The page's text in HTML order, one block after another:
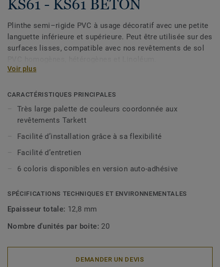
KS61 - KS61 BETON
Plinthe semi–rigide PVC à usage décoratif avec une petite
languette inférieure et supérieure. Peut être utilisée sur des
surfaces lisses, compatible avec nos revêtements de sol
Voir plus
CARACTÉRISTIQUES PRINCIPALES
Très large palette de couleurs coordonnée aux
revêtements Tarkett
Facilité d’installation grâce à sa flexibilité
Facilité d’entretien
6 coloris disponibles en version auto-adhésive
SPÉCIFICATIONS TECHNIQUES ET ENVIRONNEMENTALES
Epaisseur totale: 12,8 mm
Nombre d'unités par boite: 20
DEMANDER UN DEVIS